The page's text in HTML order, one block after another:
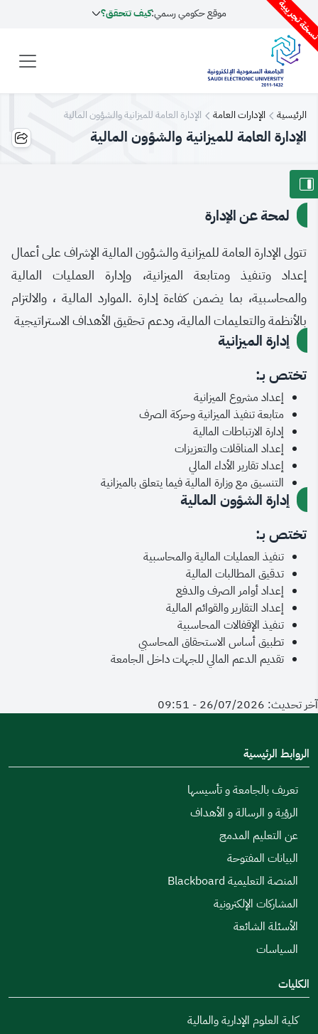
تجريبية موقع حكومي رسمي:كيف تتحقق؟
الرئيسية الإدارات العامة الإدارة العامة للميزانية والشؤون المالية
الإدارة العامة للميزانية والشؤون المالية
لمحة عن الإدارة
تتولى الإدارة العامة للميزانية والشؤون المالية الإشراف على أعمال
إعداد وتنفيذ ومتابعة الميزانية، وإدارة العمليات المالية
والمحاسبية، بما يضمن كفاءة إدارة .الموارد المالية ، والالتزام
بالأنظمة والتعليمات المالية، ودعم تحقيق الأهداف الاستراتيجية
إدارة الميزانية
تختص بـ:
إعداد مشروع الميزانية
متابعة تنفيذ الميزانية وحركة الصرف
إدارة الارتباطات المالية
إعداد المناقلات والتعزيزات
إعداد تقارير الأداء المالي
التنسيق مع وزارة المالية فيما يتعلق بالميزانية
إدارة الشؤون المالية
تختص بـ:
تنفيذ العمليات المالية والمحاسبية
تدقيق المطالبات المالية
إعداد أوامر الصرف والدفع
إعداد التقارير والقوائم المالية
تنفيذ الإقفالات المحاسبية
تطبيق أساس الاستحقاق المحاسبي
تقديم الدعم المالي للجهات داخل الجامعة
آخر تحديث: 26/07/2026 - 09:51
الروابط الرئيسية
تعريف بالجامعة و تأسيسها
الرؤية و الرسالة و الأهداف
عن التعليم المدمج
البيانات المفتوحة
المنصة التعليمية Blackboard
المشاركات الإلكترونية
الأسئلة الشائعة
السياسات
الكليات
كلية العلوم الإدارية والمالية